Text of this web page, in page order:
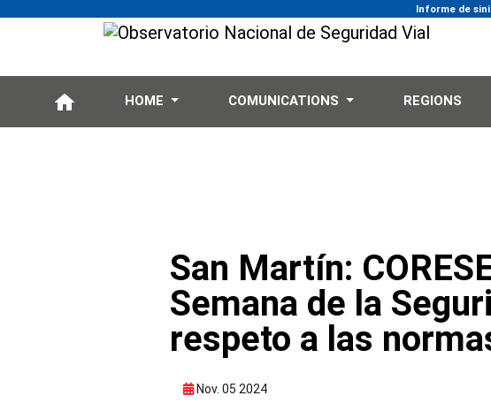
Informe de
HOME COMUNICATIONS REGIONS
San Martín:
Semana de la
respeto a las
Nov. 05 2024